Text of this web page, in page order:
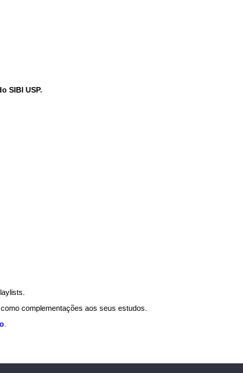
SIBI USP.
complementações aos seus estudos.